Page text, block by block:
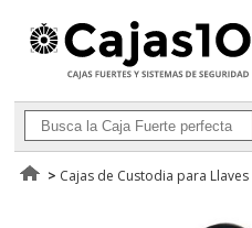
> Cajas de Custodia para Llaves